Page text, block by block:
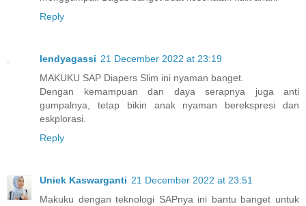
Reply
lendyagassi 21 December 2022 at 23:19
MAKUKU SAP Diapers Slim ini nyaman banget.
Dengan kemampuan dan daya serapnya juga anti
gumpalnya, tetap bikin anak nyaman berekspresi dan
eskplorasi.
Reply
Uniek Kaswarganti 21 December 2022 at 23:51
Makuku dengan teknologi SAPnya ini bantu banget untuk